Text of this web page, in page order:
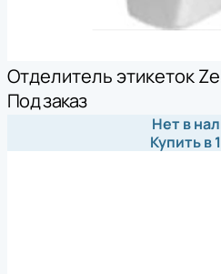
Отделитель этикеток
Под заказ
Нет в
Купить в